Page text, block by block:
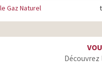
Gaz Naturel
Découvrez